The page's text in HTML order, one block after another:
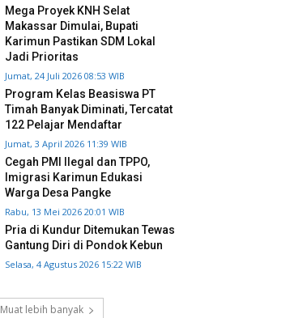
Mega Proyek KNH Selat
Makassar Dimulai, Bupati
Karimun Pastikan SDM Lokal
Jadi Prioritas
Jumat, 24 Juli 2026 08:53 WIB
Program Kelas Beasiswa PT
Timah Banyak Diminati, Tercatat
122 Pelajar Mendaftar
Jumat, 3 April 2026 11:39 WIB
Cegah PMI Ilegal dan TPPO,
Imigrasi Karimun Edukasi
Warga Desa Pangke
Rabu, 13 Mei 2026 20:01 WIB
Pria di Kundur Ditemukan Tewas
Gantung Diri di Pondok Kebun
Selasa, 4 Agustus 2026 15:22 WIB
Muat lebih banyak